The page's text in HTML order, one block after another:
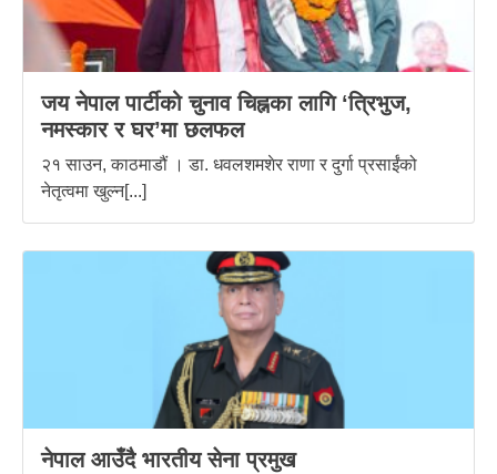
जय नेपाल पार्टीको चुनाव चिह्नका लागि ‘त्रिभुज,
नमस्कार र घर’मा छलफल
२१ साउन, काठमाडौं । डा. धवलशमशेर राणा र दुर्गा प्रसाईंको
नेतृत्वमा खुल्न[...]
नेपाल आउँदै भारतीय सेना प्रमुख